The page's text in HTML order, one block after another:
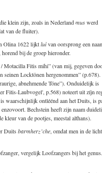
klein zijn, zoals in Nederlandmuswerd
van de fluiter).
Olina 1622 lijktluìvan oorsprong een
bij de groep hieronder.
Motacilla Fitis mihi” (van mij, gegeven
seinen Locktönen hergenommen” (p.678).
abnehmende Töne”). Onduidelijk is
Fitis-Laubvogel', p.568) noteert uit zíjn
is waarschijnlijk ontléénd aan het Duits, is
enzovoort. Bechstein heeft zijn naam
kleur van de pootjes, meestal althans).
Duits barmherz’che, omdat men in de licht
vergelijk Loofzangers bij het